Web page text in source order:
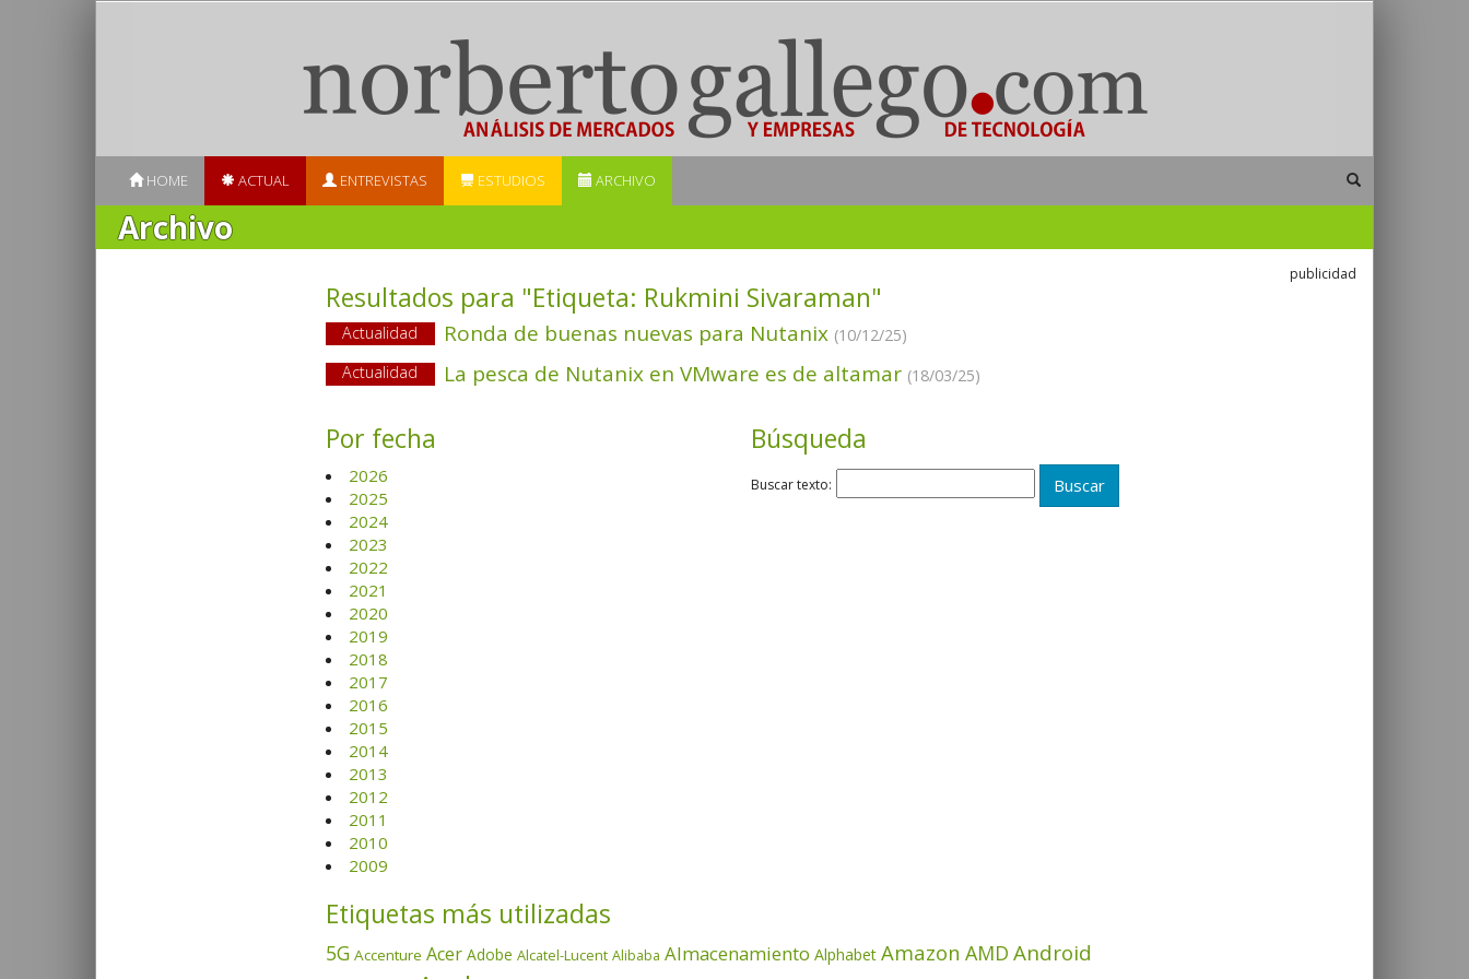
HOME ACTUAL ENTREVISTAS ESTUDIOS ARCHIVO
Archivo
Resultados para "Etiqueta: Rukmini Sivaraman"
Actualidad Ronda de buenas nuevas para Nutanix (10/12/25)
Actualidad
La pesca de Nutanix en VMware es de altamar (18/03/25)
Por fecha
2026
2025
2024
2023
2022
2021
2020
2019
2018
2017
2016
2015
2014
2013
2012
2011
2010
2009
Búsqueda
Buscar texto:
Etiquetas más utilizadas
5G Accenture Acer Adobe Alcatel-Lucent Alibaba Almacenamiento Alphabet Amazon AMD Android
publicidad